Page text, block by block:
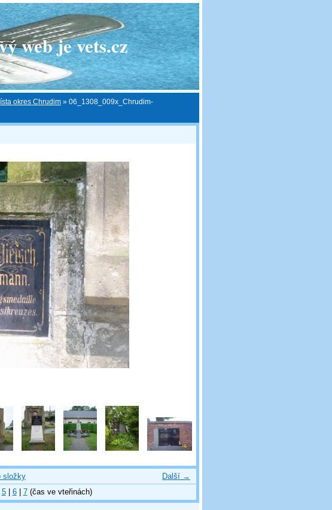
web je vets.cz
okres Chrudim » 06_1308_009x_Chrudim-
Další →
složky
5| 6| 7(čas ve vteřinách)